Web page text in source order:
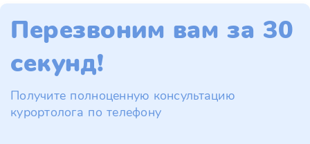
Перезвоним вам за 30
секунд!
Получите полноценную консультацию
курортолога по телефону